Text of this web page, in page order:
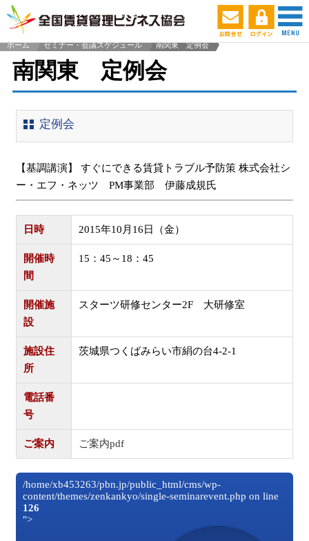
ホーム
セミナー・会議スケジュール
南関東 定例会
南関東 定例会
定例会
【基調講演】 すぐにできる賃貸トラブル予防策 株式会社シ
ー・エフ・ネッツ PM事業部 伊藤成規氏
日時 2015年10月16日（金）
開催時
間
15：45～18：45
開催施
設
スターツ研修センター2F 大研修室
施設住
所
茨城県つくばみらい市絹の台4-2-1
電話番
号
ご案内 ご案内pdf
/home/xb453263/pbn.jp/public_html/cms/wp-
content/themes/zenkankyo/single-seminarevent.php on line
126
">